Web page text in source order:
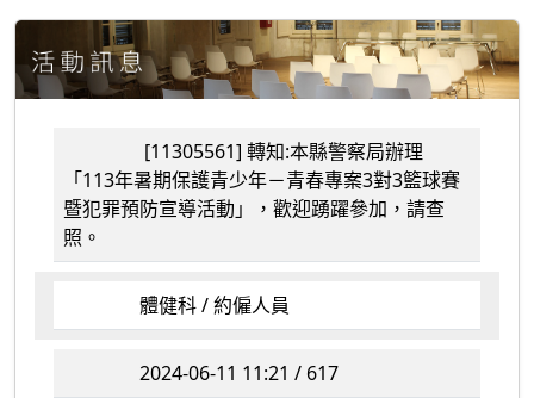
[11305561] 轉知:本縣警察局辦理
「113年暑期保護青少年－青春專案3對3籃球賽
暨犯罪預防宣導活動」，歡迎踴躍參加，請查
照。
體健科 / 約僱人員
2024-06-11 11:21 / 617